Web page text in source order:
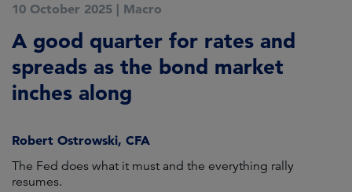
10 October 2025 | Macro
A good quarter for rates and
spreads as the bond market
inches along
Robert Ostrowski, CFA
The Fed does what it must and the everything rally
resumes.